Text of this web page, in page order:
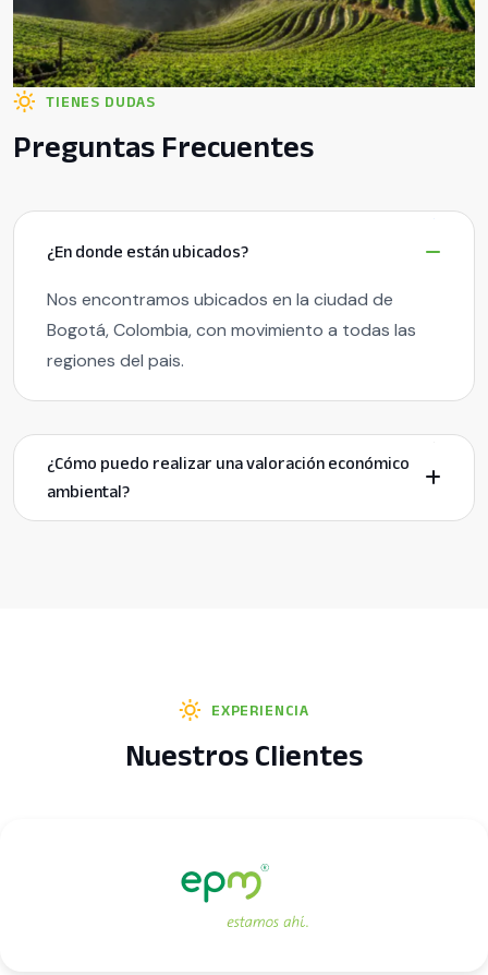
TIENES DUDAS
Preguntas Frecuentes
¿En donde están ubicados?
Nos encontramos ubicados en la ciudad de
Bogotá, Colombia, con movimiento a todas las
regiones del pais.
¿Cómo puedo realizar una valoración económico
ambiental?
EXPERIENCIA
Nuestros Clientes